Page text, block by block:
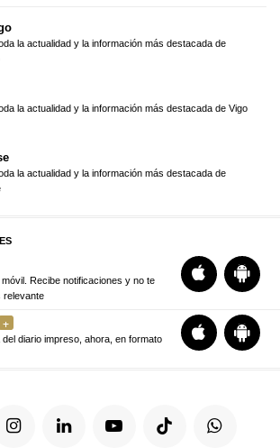
la actualidad y la información más destacada de
la actualidad y la información más destacada de Vigo
la actualidad y la información más destacada de
Recibe notificaciones y no te
relevante
del diario impreso, ahora, en formato